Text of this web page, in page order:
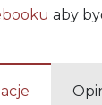
aby